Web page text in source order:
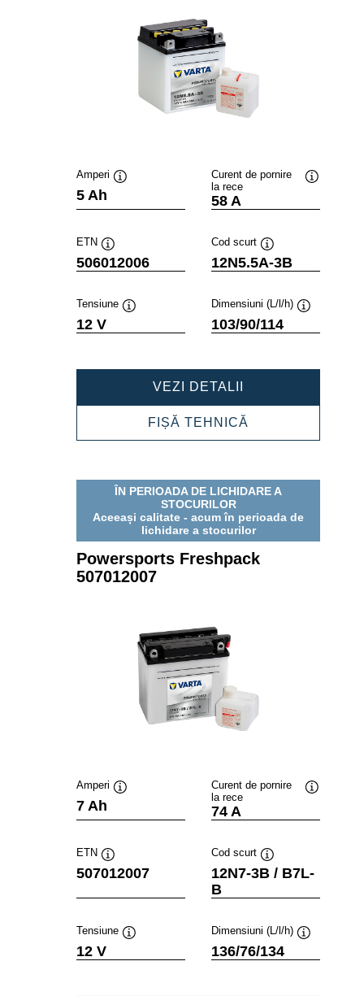
Amperi
5 Ah
Curent de pornire
la rece
58 A
ETN
Tooltip
506012006
Cod scurt
Tooltip
12N5.5A-3B
Tensiune
12 V
Dimensiuni (L/l/h)
103/90/114
VEZI DETALII
506012006
FIȘĂ TEHNICĂ
ÎN PERIOADA DE LICHIDARE A
STOCURILOR
Aceeași calitate - acum în perioada de
lichidare a stocurilor
Powersports Freshpack
507012007
Amperi
7 Ah
Curent de pornire
la rece
74 A
ETN
Tooltip
507012007
Cod scurt
Tooltip
12N7-3B / B7L-
B
Tensiune
12 V
Dimensiuni (L/l/h)
136/76/134